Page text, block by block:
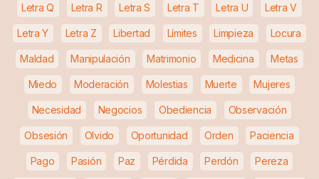
Letra Q Letra R Letra S Letra T Letra U Letra V
Letra Y Letra Z Libertad Límites Limpieza Locura
Maldad Manipulación Matrimonio Medicina Metas
Miedo Moderación Molestias Muerte Mujeres
Necesidad Negocios Obediencia Observación
Obsesión Olvido Oportunidad Orden Paciencia
Pago Pasión Paz Pérdida Perdón Pereza